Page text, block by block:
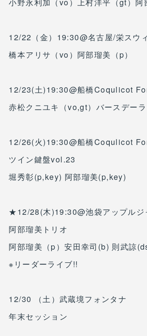
12/22（金）19:30@名古屋/栄スウ
橋本アリサ（vo）阿部瑠美（p）
12/23(土)19:30@船橋Coqulicot
赤松クニユキ（vo,gt）バースデー
12/26(火)19:30@船橋Coqulicot
ツイン鍵盤vol.23
堀秀彰(p,key) 阿部瑠美(p,key)
★12/28(木)19:30@池袋アップルジ
阿部瑠美トリオ
阿部瑠美（p）安田幸司(b) 則武諒
※リーダーライブ!!
12/30 （土）武蔵境フォンタナ
年末セッション